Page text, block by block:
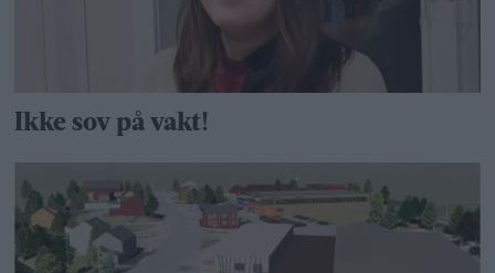
Ikke sov på vakt!